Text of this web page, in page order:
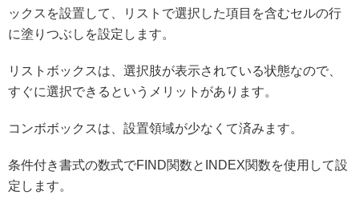
ックスを設置して、リストで選択した項目を含むセルの行
に塗りつぶしを設定します。
リストボックスは、選択肢が表示されている状態なので、
すぐに選択できるというメリットがあります。
コンボボックスは、設置領域が少なくて済みます。
条件付き書式の数式でFIND関数とINDEX関数を使用して設
定します。